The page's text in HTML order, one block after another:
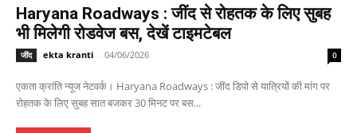
Haryana Roadways : जींद से रोहतक के लिए सुबह
भी मिलेगी रोडवेज बस, देखें टाइमटेबल
जींद ekta kranti - 04/06/2026 0
एकता क्रांति न्यूज नेटवर्क। Haryana Roadways : जींद डिपो से यात्रियों की मांग पर
रोहतक के लिए सुबह सात बजकर 30 मिनट पर बस...